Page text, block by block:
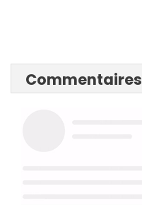
Commentaires